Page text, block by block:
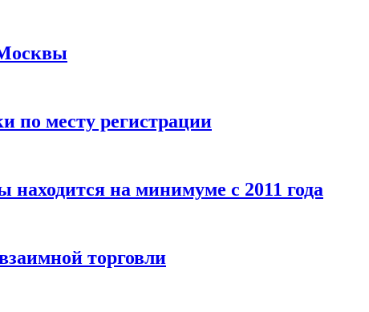
по месту регистрации
на минимуме с 2011 года
торговли